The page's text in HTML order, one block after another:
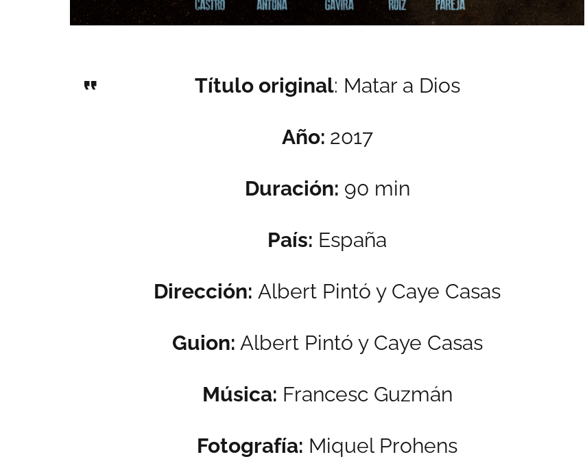
Título original: Matar a Dios
Año: 2017
Duración: 90 min
País: España
Dirección: Albert Pintó y Caye Casas
Guion: Albert Pintó y Caye Casas
Música: Francesc Guzmán
Fotografía: Miquel Prohens